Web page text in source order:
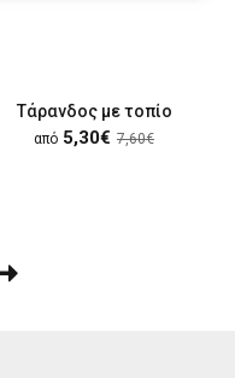
Τάρανδος με τοπίο
από 5,30€ 7,60€